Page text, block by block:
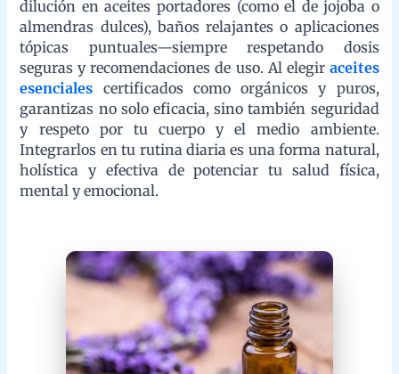
Listado de las principales
características de las esencias y
aceites esenciales